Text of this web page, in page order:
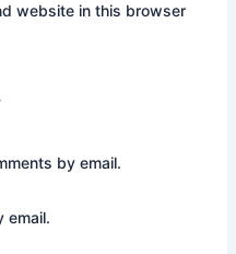
website in this browser
by email.
email.